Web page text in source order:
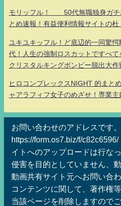
モリッフル！ 50代無職独身ガチ
とめ速報！有益便利情報サイトの
ユキユキッフル！ど底辺的一同驚
代！人生の強制ロスカットですべ
クリスタルキングボンビー脱出大作
ヒロコンプレックスNIGHT 的まと
ャアラフィフ女子のめざせ！専業
お問い合わせのアドレスです。
https://form.os7.biz/f/
イトへのアップロードは行な
侵害を目的としていません、
動画共有サイト元へお問い合
コンテンツに関して、著作権
当該ページを削除しますので